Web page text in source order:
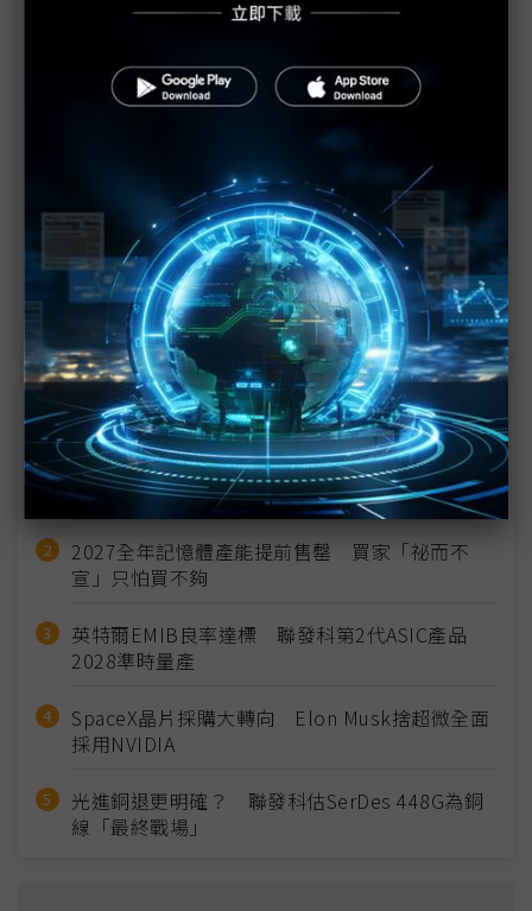
透明廣告看板、電子紙智慧站牌 台廠Touch Taiwan
1 2 >>
近７天熱門報導
MLCC訂單過熱、出貨比創高 村田示警全球AI基
建熱潮將趨緩
2027全年記憶體產能提前售罄 買家「祕而不
宣」只怕買不夠
英特爾EMIB良率達標 聯發科第2代ASIC產品
2028準時量產
SpaceX晶片採購大轉向 Elon Musk捨超微全面
採用NVIDIA
光進銅退更明確？ 聯發科估SerDes 448G為銅
線「最終戰場」